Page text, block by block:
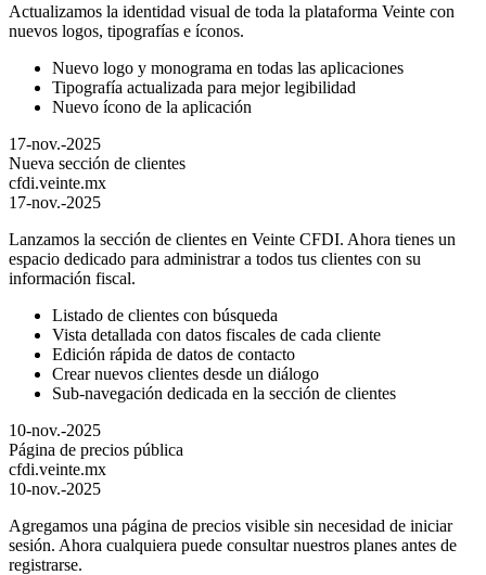
Actualizamos la identidad visual de toda la plataforma Veinte con
nuevos logos, tipografías e íconos.
Nuevo logo y monograma en todas las aplicaciones
Tipografía actualizada para mejor legibilidad
Nuevo ícono de la aplicación
17-nov.-2025
Nueva sección de clientes
cfdi.veinte.mx
17-nov.-2025
Lanzamos la sección de clientes en Veinte CFDI. Ahora tienes un
espacio dedicado para administrar a todos tus clientes con su
información fiscal.
Listado de clientes con búsqueda
Vista detallada con datos fiscales de cada cliente
Edición rápida de datos de contacto
Crear nuevos clientes desde un diálogo
Sub-navegación dedicada en la sección de clientes
10-nov.-2025
Página de precios pública
cfdi.veinte.mx
10-nov.-2025
Agregamos una página de precios visible sin necesidad de iniciar
sesión. Ahora cualquiera puede consultar nuestros planes antes de
registrarse.